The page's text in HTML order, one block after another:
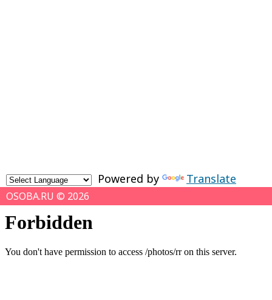
Powered by Translate
OSOBA.RU © 2026